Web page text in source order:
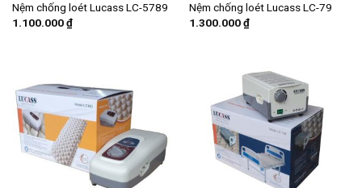
Nệm chống loét Lucass LC-5789
1.100.000₫
Nệm chống loét Lucass LC-79
1.300.000₫